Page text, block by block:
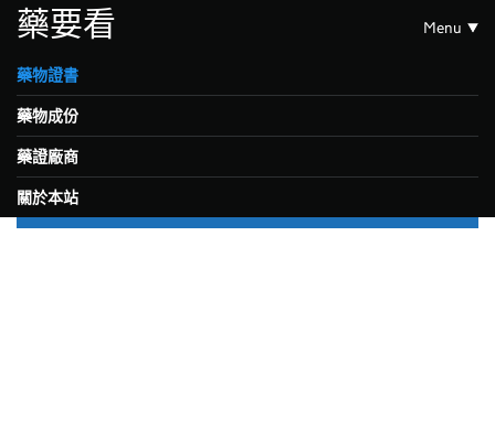
藥要看 Menu
藥物證書
藥物成份
藥證廠商
關於本站